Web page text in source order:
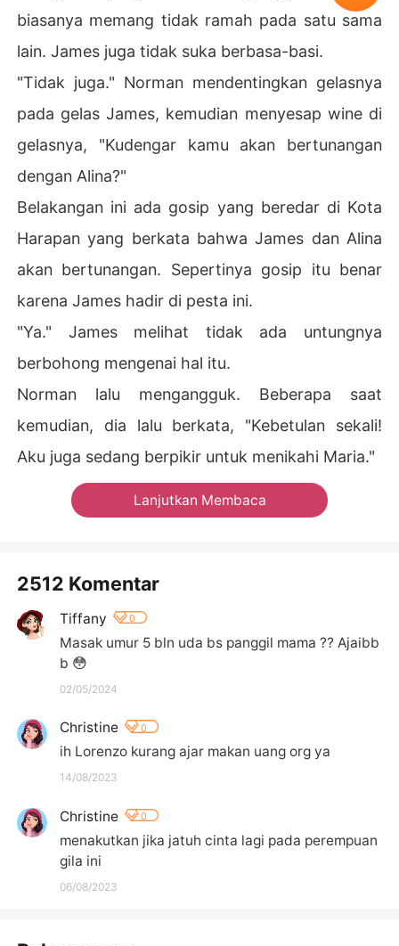
biasanya memang tidak ramah pada satu sama
lain. James juga tidak suka berbasa-basi.
"Tidak juga." Norman mendentingkan gelasnya
pada gelas James, kemudian menyesap wine di
gelasnya, "Kudengar kamu akan bertunangan
dengan Alina?"
Belakangan ini ada gosip yang beredar di Kota
Harapan yang berkata bahwa James dan Alina
akan bertunangan. Sepertinya gosip itu benar
karena James hadir di pesta ini.
"Ya." James melihat tidak ada untungnya
berbohong mengenai hal itu.
Norman lalu mengangguk. Beberapa saat
kemudian, dia lalu berkata, "Kebetulan sekali!
Aku juga sedang berpikir untuk menikahi Maria."
Lanjutkan Membaca
2512 Komentar
Tiffany 0
Masak umur 5 bln uda bs panggil mama ?? Ajaibb
b 😳
02/05/2024
Christine 0
ih Lorenzo kurang ajar makan uang org ya
14/08/2023
Christine 0
menakutkan jika jatuh cinta lagi pada perempuan
gila ini
06/08/2023